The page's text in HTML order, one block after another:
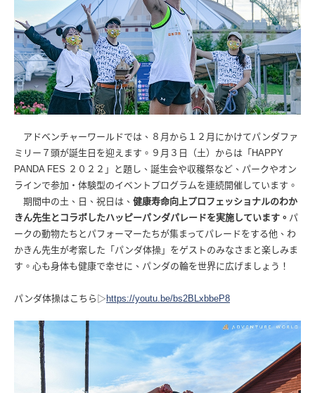
アドベンチャーワールドでは、８⽉から１２⽉にかけてパンダファ
ミリー７頭が誕⽣⽇を迎えます。９⽉３日（土）からは「HAPPY
PANDA FES ２０２２」と題し、誕⽣会や収穫祭など、パークやオン
ラインで参加・体験型のイベントプログラムを連続開催しています。
期間中の土、日、祝日は、 健康寿命向上プロフェッショナルのわか
きん先生とコラボしたハッピーパンダパレードを実施しています。 パ
ークの動物たちとパフォーマーたちが集まってパレードをする他、わ
かきん先生が考案した「パンダ体操」をゲストのみなさまと楽しみま
す。心も身体も健康で幸せに、パンダの輪を世界に広げましょう！
パンダ体操はこちら▷https://youtu.be/bs2BLxbbeP8